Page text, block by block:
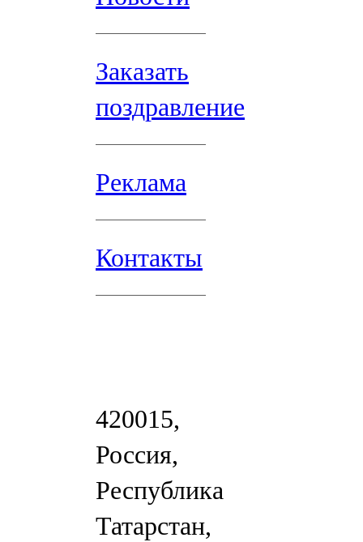
Заказать
поздравление
Реклама
Контакты
420015,
Россия,
Республика
Татарстан,